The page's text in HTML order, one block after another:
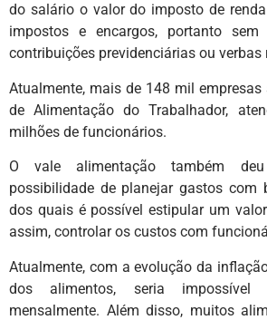
do salário o valor do imposto de
impostos e encargos, portanto
contribuições previdenciárias ou verbas
Atualmente, mais de 148 mil
de Alimentação do Trabalhador,
milhões de funcionários.
O vale alimentação também
possibilidade de planejar gastos com
dos quais é possível estipular um
assim, controlar os custos com
Atualmente, com a evolução da
dos alimentos, seria impossível
mensalmente. Além disso, muitos